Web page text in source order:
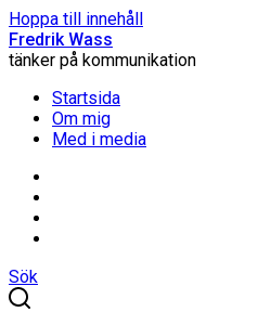
Hoppa till innehåll
Fredrik Wass
tänker på kommunikation
Startsida
Om mig
Med i media
Sök